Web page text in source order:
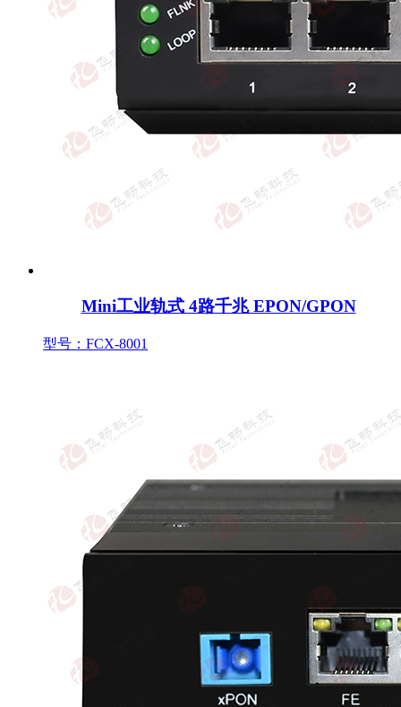
Mini工业轨式 4路千兆 EPON/GPON
型号：FCX-8001